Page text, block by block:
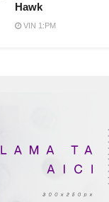
Hawk
VIN 1:PM